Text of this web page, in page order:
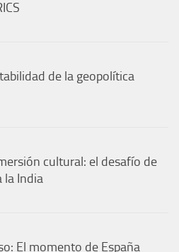
de la geopolítica
cultural: el desafío de
la India
El momento de España